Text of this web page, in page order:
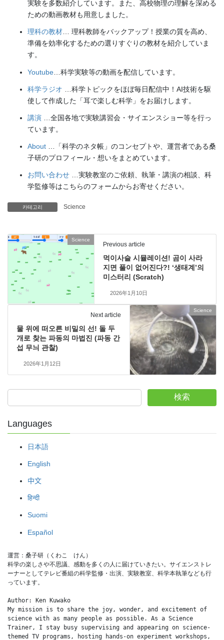
実験を多数紹介しています。また、高校物理の理解を深める
ための動画教材も用意しました。
理科の教材… 理科教師をバックアップ！授業の質を高め、
準備を効率化するための選りすぐりの教材を紹介していま
す。
Youtube …科学実験等の動画を配信しています。
科学ラジオ …科学トピックをほぼ毎日配信中！AI技術を駆
使して作成した「耳で楽しむ科学」をお届けします。
講演 …全国各地で実験講習会・サイエンスショー等を行っ
ています。
About …「科学のネタ帳」のコンセプトや、運営者である桑
子研のプロフィール・想いをまとめています。
お問い合わせ …実験教室のご依頼、執筆・講演の相談、科
学監修等はこちらのフォームからお寄せください。
카테고리 Science
Science
Previous article
먹이사슬 시뮬레이션! 곰이 사라
지면 풀이 없어진다?! ‘생태계’의
미스터리 (Scratch)
2026年1月10日
Science
Next article
물 위에 떠오른 비밀의 선! 돌 두
개로 찾는 파동의 마법진 (파동 간
섭 무늬 관찰)
2026年1月12日
検索
Languages
日本語
English
中文
हिन्दी
Suomi
Español
運営：桑子研（くわこ　けん）
科学の楽しさや不思議、感動を多くの人に届けていきたい。サイエンストレ
ーナーとしてテレビ番組の科学監修・出演、実験教室、科学本執筆なども行
っています。
Author: Ken Kuwako
My mission is to share the joy, wonder, and excitement of
science with as many people as possible. As a Science
Trainer, I stay busy supervising and appearing on science-
themed TV programs, hosting hands-on experiment workshops,